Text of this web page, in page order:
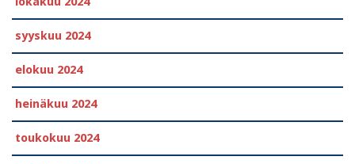
syyskuu 2024
elokuu 2024
heinäkuu 2024
toukokuu 2024